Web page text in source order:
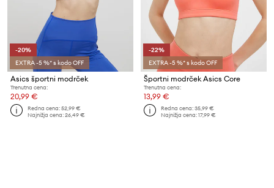
-20%
EXTRA -5 %* s kodo OFF
Asics športni modrček
Trenutna cena:
20,99 €
Redna cena:52,99 €
Najnižja cena:26,49 €
-22%
EXTRA -5 %* s kodo OFF
Športni modrček Asics Core
Trenutna cena:
13,99 €
Redna cena:35,99 €
Najnižja cena:17,99 €